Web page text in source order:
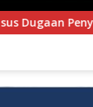
Ibadah